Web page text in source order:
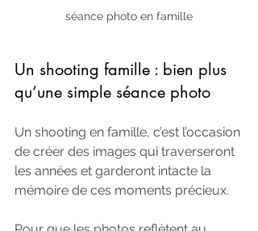
séance photo en famille
Un shooting famille : bien plus
qu’une simple séance photo
Un shooting en famille, c’est l’occasion
de créer des images qui traverseront
les années et garderont intacte la
mémoire de ces moments précieux.